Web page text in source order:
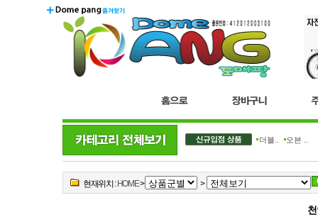
더블.. 오븐 ..
현재위치 : HOME> >